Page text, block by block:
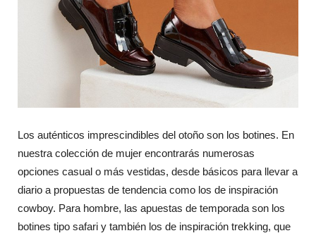
Los auténticos imprescindibles del otoño son los botines. En
nuestra colección de mujer encontrarás numerosas
opciones casual o más vestidas, desde básicos para llevar a
diario a propuestas de tendencia como los de inspiración
cowboy. Para hombre, las apuestas de temporada son los
botines tipo safari y también los de inspiración trekking, que